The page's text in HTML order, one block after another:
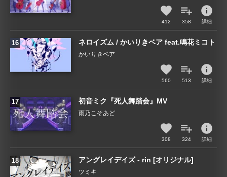
412 358
info
詳細
ネロイズム / かいりきベア feat.鳴花ミコト
かいりきベア
560 513
info
詳細
初音ミク『死人舞踏会』MV
雨乃こそあど
308 324
info
詳細
アングレイデイズ - rin [オリジナル]
ツミキ